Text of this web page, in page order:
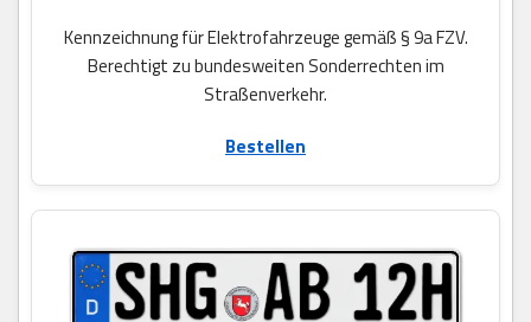
Kennzeichnung für Elektrofahrzeuge gemäß § 9a FZV.
Berechtigt zu bundesweiten Sonderrechten im
Straßenverkehr.
Bestellen